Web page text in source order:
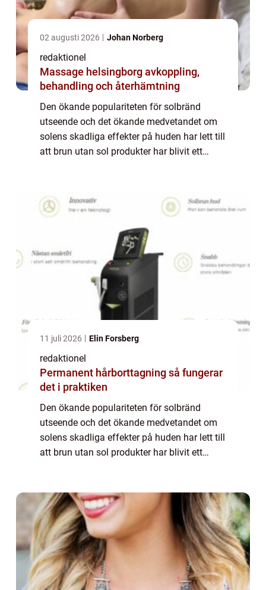
02 augusti 2026 Johan Norberg
redaktionel
Massage helsingborg avkoppling,
behandling och återhämtning
Den ökande populariteten för solbränd
utseende och det ökande medvetandet om
solens skadliga effekter på huden har lett till
att brun utan sol produkter har blivit ett
11 juli 2026 Elin Forsberg
redaktionel
Permanent hårborttagning så fungerar
det i praktiken
Den ökande populariteten för solbränd
utseende och det ökande medvetandet om
solens skadliga effekter på huden har lett till
att brun utan sol produkter har blivit ett